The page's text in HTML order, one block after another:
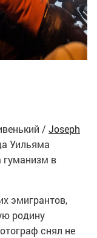
/ Joseph
Уильяма
гуманизм в
эмигрантов,
родину
снял не